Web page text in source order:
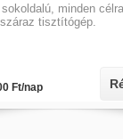
minden
tisztítógép.
Ft/nap